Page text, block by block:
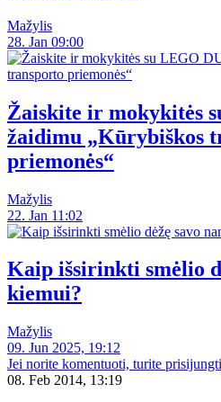
Mažylis
28. Jan 09:00
Žaiskite ir mokykitės
žaidimu „Kūrybiškos
priemonės“
Mažylis
22. Jan 11:02
Kaip išsirinkti smėlio
kiemui?
Mažylis
09. Jun 2025, 19:12
Jei norite komentuoti, turite prisijungti
08. Feb 2014, 13:19